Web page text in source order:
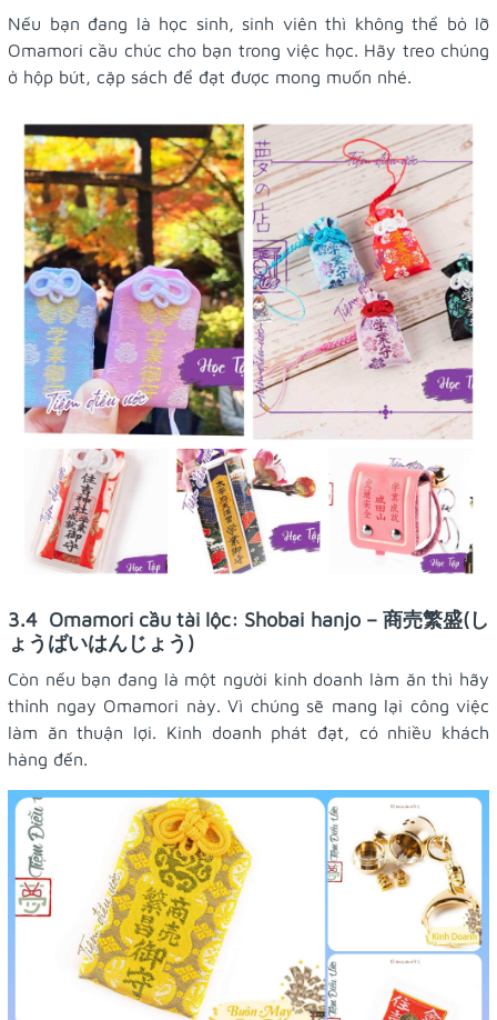
Nếu bạn đang là học sinh, sinh viên thì không thể bỏ lỡ
Omamori cầu chúc cho bạn trong việc học. Hãy treo chúng
ở hộp bút, cặp sách để đạt được mong muốn nhé.
3.4 Omamori cầu tài lộc: Shobai hanjo – 商売繁盛(し
ょうばいはんじょう)
Còn nếu bạn đang là một người kinh doanh làm ăn thì hãy
thỉnh ngay Omamori này. Vì chúng sẽ mang lại công việc
làm ăn thuận lợi. Kinh doanh phát đạt, có nhiều khách
hàng đến.